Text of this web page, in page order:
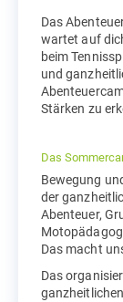
Das
wartet auf
beim
und
Stärken zu
Das
Bewegung
der
Abenteuer,
Das macht
Das